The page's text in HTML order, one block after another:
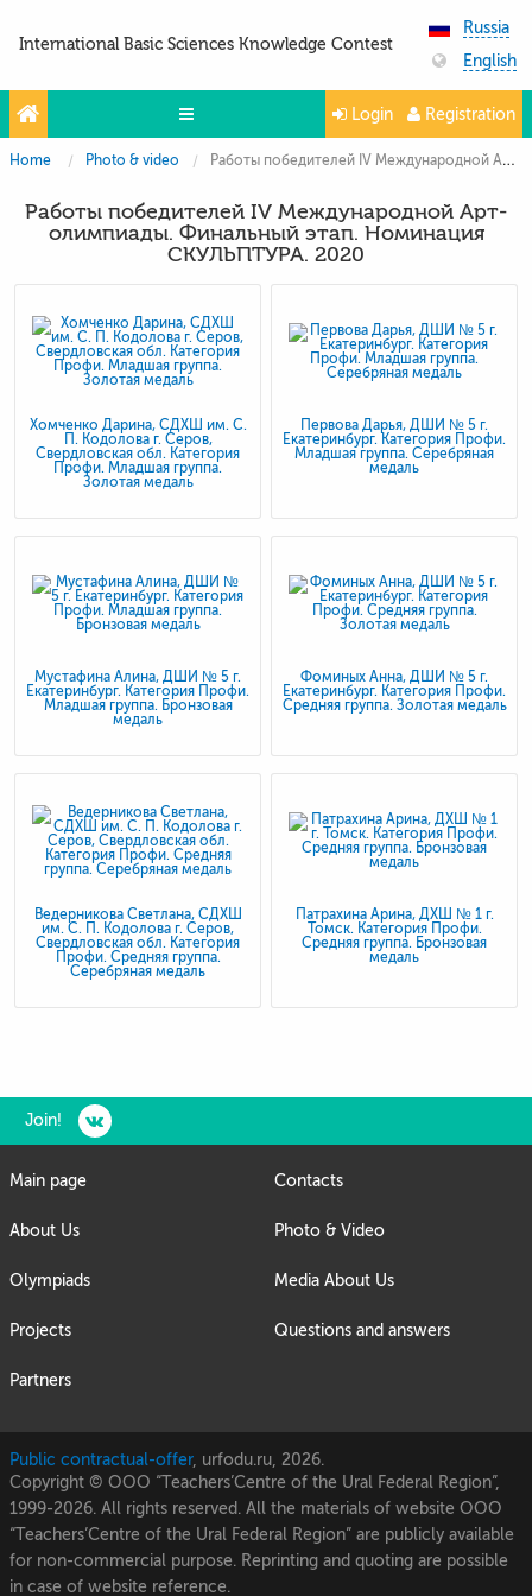
International Basic Sciences Knowledge Contest
Russia
English
Olympiads
Projects
Photo & Video
Questions and answers
Login Registration
Home Photo & video Работы победителей IV Международной Арт-олимпиады. Финальный этап. Номинация СКУЛЬПТУРА. 2020
Работы победителей IV Международной Арт-
олимпиады. Финальный этап. Номинация
СКУЛЬПТУРА. 2020
Хомченко Дарина, СДХШ им. С.
П. Кодолова г. Серов,
Свердловская обл. Категория
Профи. Младшая группа.
Золотая медаль
Первова Дарья, ДШИ № 5 г.
Екатеринбург. Категория Профи.
Младшая группа. Серебряная
медаль
Мустафина Алина, ДШИ № 5 г.
Екатеринбург. Категория Профи.
Младшая группа. Бронзовая
медаль
Фоминых Анна, ДШИ № 5 г.
Екатеринбург. Категория Профи.
Средняя группа. Золотая медаль
Ведерникова Светлана, СДХШ
им. С. П. Кодолова г. Серов,
Свердловская обл. Категория
Профи. Средняя группа.
Серебряная медаль
Патрахина Арина, ДХШ № 1 г.
Томск. Категория Профи.
Средняя группа. Бронзовая
медаль
Join!
Main page
About Us
Olympiads
Projects
Partners
Contacts
Photo & Video
Media About Us
Questions and answers
Public contractual-offer, urfodu.ru, 2026.
Copyright © OOO “Teachers’Centre of the Ural Federal Region”,
1999-2026. All rights reserved. All the materials of website OOO
“Teachers’Centre of the Ural Federal Region” are publicly available
for non-commercial purpose. Reprinting and quoting are possible
in case of website reference.